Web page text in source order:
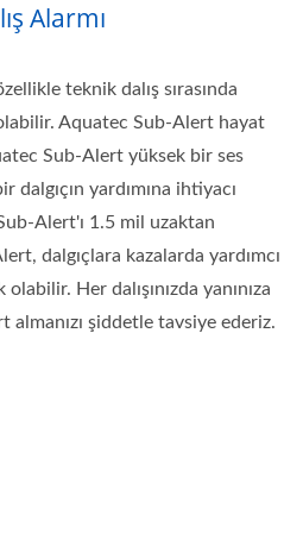
Alarmı
teknik dalış sırasında
Aquatec Sub-Alert hayat
Sub-Alert yüksek bir ses
dalgıçın yardımına ihtiyacı
Alert'ı 1.5 mil uzaktan
dalgıçlara kazalarda yardımcı
Her dalışınızda yanınıza
almanızı şiddetle tavsiye ederiz.